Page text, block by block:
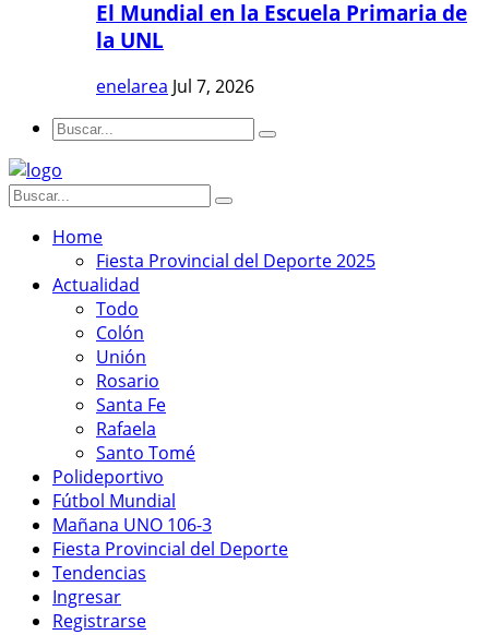
El Mundial en la Escuela Primaria de
la UNL
enelarea Jul 7, 2026
Home
Fiesta Provincial del Deporte 2025
Actualidad
Todo
Colón
Unión
Rosario
Santa Fe
Rafaela
Santo Tomé
Polideportivo
Fútbol Mundial
Mañana UNO 106-3
Fiesta Provincial del Deporte
Tendencias
Ingresar
Registrarse